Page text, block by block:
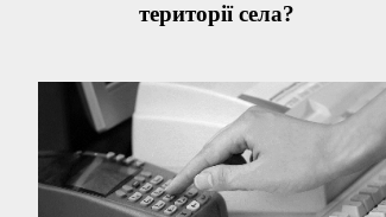
території села?